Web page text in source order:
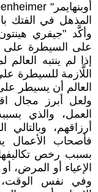
المذهل في الفتك
وأكَّد "جيفري
على السيطرة على
إذا لم ينتبه
اللَّازمة للسيطرة
العالم أن يسيطر على
ولعل أبرز مجال
العمل، والذي
أرزاقهم،
فأصحاب الأعمال
بسبب رخص
الإعياء أو المرض،
وفي نفس الوقت،